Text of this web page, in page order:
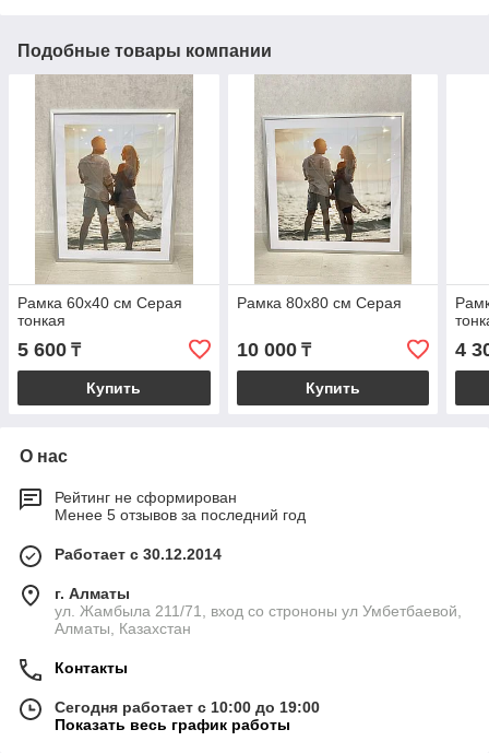
Подобные товары компании
Рамка 60х40 см Серая
тонкая
5 600 ₸
Купить
Рамка 80х80 см Серая
10 000₸
Купить
4
О нас
Рейтинг не сформирован
Менее 5 отзывов за последний год
Работает с 30.12.2014
г. Алматы
ул. Жамбыла 211/71, вход со строноны ул Умбетбаевой,
Алматы, Казахстан
Контакты
Сегодня работает с 10:00 до 19:00
Показать весь график работы